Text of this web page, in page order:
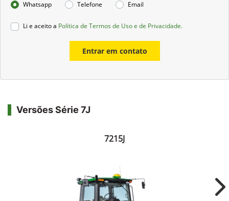
Whatsapp Telefone Email
Li e aceito a Política de Termos de Uso e de Privacidade.
Entrar em contato
Versões Série 7J
7215J